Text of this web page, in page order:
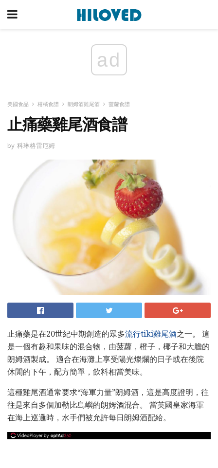
ad
美國食品 柑橘食譜 朗姆酒雞尾酒 菠蘿食譜
止痛藥雞尾酒食譜
by 科琳格雷厄姆
止痛藥是在20世紀中期創造的眾多流行tiki雞尾酒之一。 這
是一個有趣和果味的混合物，由菠蘿，橙子，椰子和大膽的
朗姆酒製成。 適合在海灘上享受陽光燦爛的日子或在後院
休閒的下午，配方簡單，飲料相當美味。
這種雞尾酒通常要求“海軍力量”朗姆酒，這是高度證明，往
往是來自多個加勒比島嶼的朗姆酒混合。 當英國皇家海軍
在海上巡邏時，水手們被允許每日朗姆酒配給。